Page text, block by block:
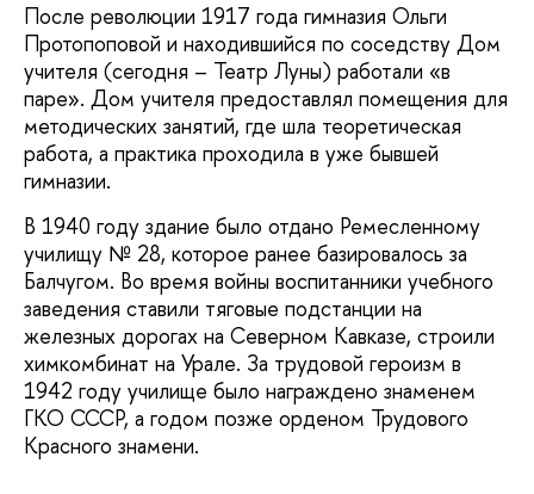
После революции 1917 года гимназия Ольги
Протопоповой и находившийся по соседству Дом
учителя (сегодня – Театр Луны) работали «в
паре». Дом учителя предоставлял помещения для
методических занятий, где шла теоретическая
работа, а практика проходила в уже бывшей
гимназии.
В 1940 году здание было отдано Ремесленному
училищу № 28, которое ранее базировалось за
Балчугом. Во время войны воспитанники учебного
заведения ставили тяговые подстанции на
железных дорогах на Северном Кавказе, строили
химкомбинат на Урале. За трудовой героизм в
1942 году училище было награждено знаменем
ГКО СССР, а годом позже орденом Трудового
Красного знамени.